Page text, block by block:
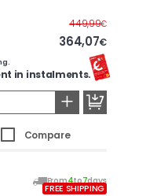
449,99€Before
364,07€
in instalments.
+
Compare
From4to7days
FREE SHIPPING